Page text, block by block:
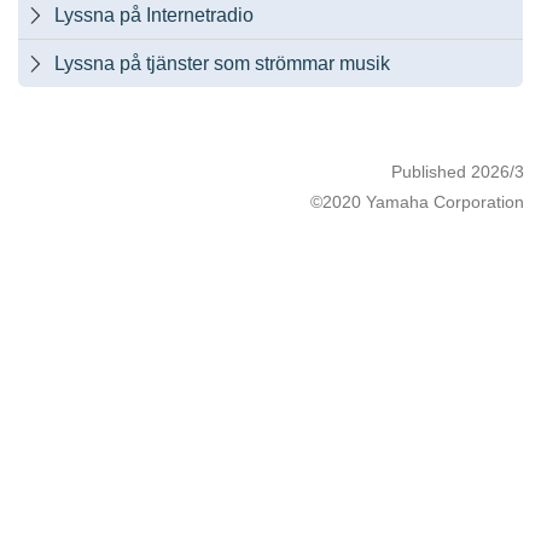
 Lyssna på Internetradio
 Lyssna på tjänster som strömmar musik
Published 2026/3
©2020 Yamaha Corporation